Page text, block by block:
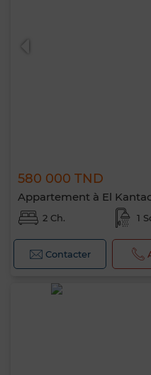
580 000 TND
Appartement à El
2 Ch. 1
Contacter